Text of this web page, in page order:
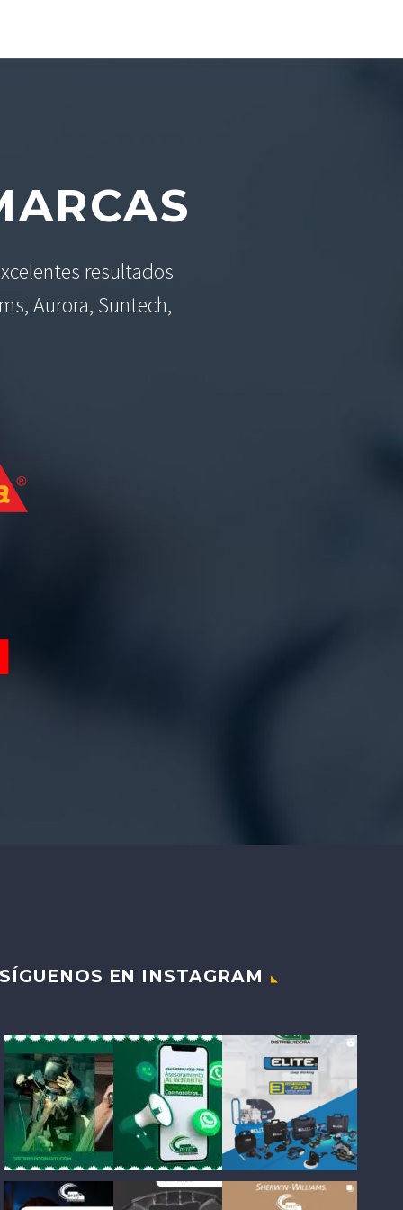
resultados
Aurora, Suntech,
SÍGUENOS EN INSTAGRAM